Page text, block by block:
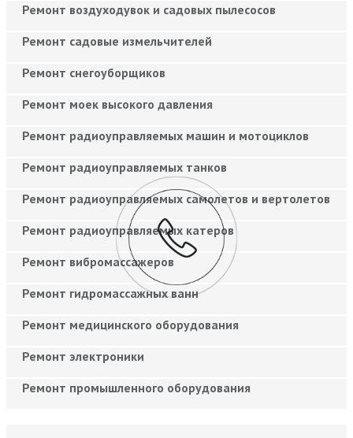
Ремонт воздуходувок и садовых пылесосов
Ремонт садовые измельчителей
Ремонт снегоуборщиков
Ремонт моек высокого давления
Ремонт радиоуправляемых машин и мотоциклов
Ремонт радиоуправляемых танков
Ремонт радиоуправляемых самолетов и вертолетов
Ремонт радиоуправляемых катеров
Ремонт вибромассажеров
Ремонт гидромассажных ванн
Ремонт медицинского оборудования
Ремонт электроники
Ремонт промышленного оборудования